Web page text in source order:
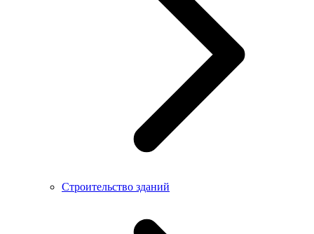
Строительство зданий